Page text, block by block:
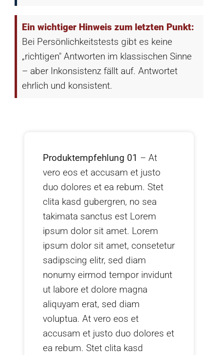
Ein wichtiger Hinweis zum letzten Punkt:
Bei Persönlichkeitstests gibt es keine
„richtigen" Antworten im klassischen Sinne
– aber Inkonsistenz fällt auf. Antwortet
ehrlich und konsistent.
Produktempfehlung 01 – At
vero eos et accusam et justo
duo dolores et ea rebum. Stet
clita kasd gubergren, no sea
takimata sanctus est Lorem
ipsum dolor sit amet. Lorem
ipsum dolor sit amet, consetetur
sadipscing elitr, sed diam
nonumy eirmod tempor invidunt
ut labore et dolore magna
aliquyam erat, sed diam
voluptua. At vero eos et
accusam et justo duo dolores et
ea rebum. Stet clita kasd